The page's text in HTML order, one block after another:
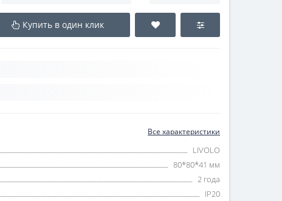
Купить в один клик
Все характеристики
LIVOLO
80*80*41 мм
2 года
IP20